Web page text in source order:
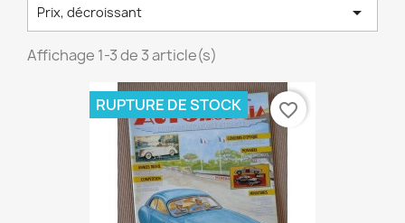
Prix, décroissant 
Affichage 1-3 de 3 article(s)
RUPTURE DE STOCK favorite_border